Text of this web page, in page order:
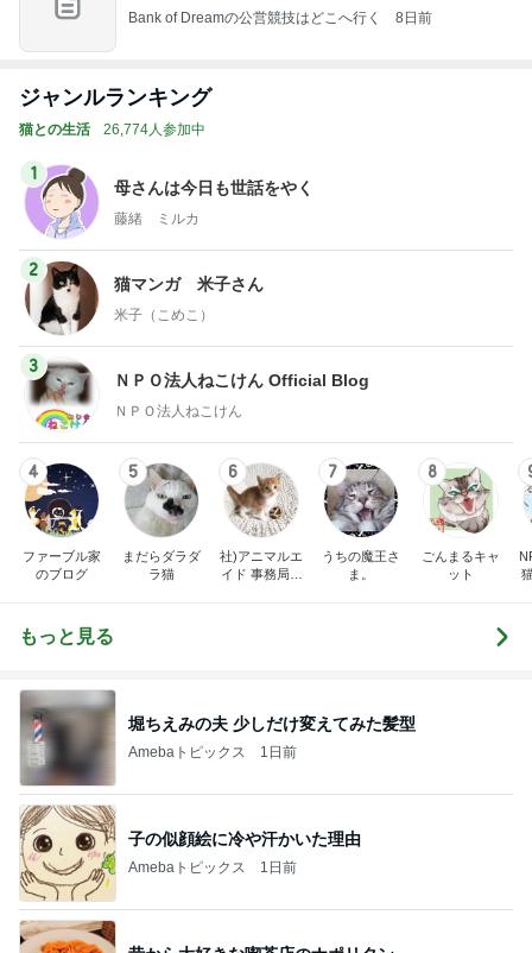
Bank of Dreamの公営競技はどこへ行く 8日前
ジャンルランキング
猫との生活 26,774人参加中
1
母さんは今日も世話をやく
藤緒 ミルカ
2
猫マンガ 米子さん
米子（こめこ）
3
ＮＰＯ法人ねこけん Official Blog
ＮＰＯ法人ねこけん
4
ファーブル家
のブログ
5
まだらダラダ
ラ猫
6
社)アニマルエ
イド 事務局＆
7
うちの魔王さ
ま。
8
ごんまるキャ
ット
もっと見る
堀ちえみの夫 少しだけ変えてみた髪型
Amebaトピックス 1日前
子の似顔絵に冷や汗かいた理由
Amebaトピックス 1日前